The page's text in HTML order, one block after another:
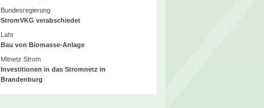
Bundesregierung
StromVKG verabschiedet
Lahr
Bau von Biomasse-Anlage
Mitnetz Strom
Investitionen in das Stromnetz in
Brandenburg